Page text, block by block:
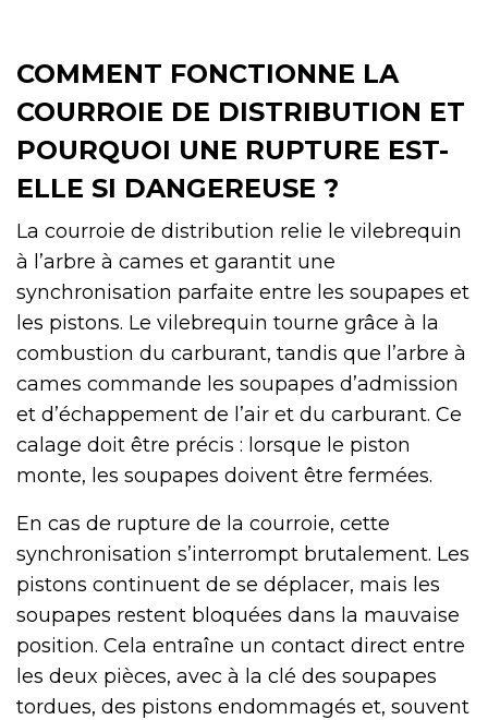
COMMENT FONCTIONNE LA
COURROIE DE DISTRIBUTION ET
POURQUOI UNE RUPTURE EST-
ELLE SI DANGEREUSE ?
La courroie de distribution relie le vilebrequin
à l’arbre à cames et garantit une
synchronisation parfaite entre les soupapes et
les pistons. Le vilebrequin tourne grâce à la
combustion du carburant, tandis que l’arbre à
cames commande les soupapes d’admission
et d’échappement de l’air et du carburant. Ce
calage doit être précis : lorsque le piston
monte, les soupapes doivent être fermées.
En cas de rupture de la courroie, cette
synchronisation s’interrompt brutalement. Les
pistons continuent de se déplacer, mais les
soupapes restent bloquées dans la mauvaise
position. Cela entraîne un contact direct entre
les deux pièces, avec à la clé des soupapes
tordues, des pistons endommagés et, souvent